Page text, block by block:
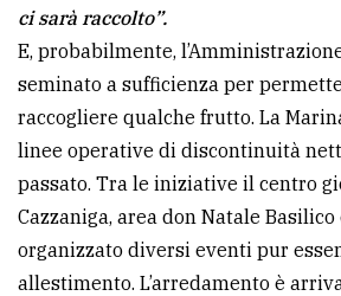
ci sarà raccolto”.
E, probabilmente,
seminato a sufficienza per
raccogliere qualche frutto. La
linee operative di discontinuità
passato. Tra le iniziative il centro
Cazzaniga, area don Natale Basilico
organizzato diversi eventi pur
allestimento. L’arredamento è